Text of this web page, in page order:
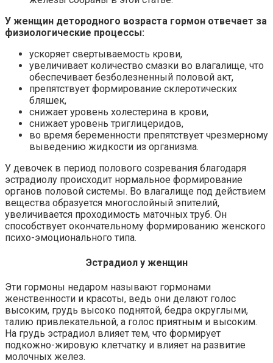
У женщин детородного возраста гормон отвечает за
физиологические процессы:
ускоряет свертываемость крови,
увеличивает количество смазки во влагалище, что
обеспечивает безболезненный половой акт,
препятствует формирование склеротических
бляшек,
снижает уровень холестерина в крови,
снижает уровень триглицеридов,
во время беременности препятствует чрезмерному
выведению жидкости из организма.
У девочек в период полового созревания благодаря
эстрадиолу происходит нормальное формирование
органов половой системы. Во влагалище под действием
вещества образуется многослойный эпителий,
увеличивается проходимость маточных труб. Он
способствует окончательному формированию женского
психо-эмоционального типа.
Эстрадиол у женщин
Эти гормоны недаром называют гормонами
женственности и красоты, ведь они делают голос
высоким, грудь высоко поднятой, бедра округлыми,
талию привлекательной, а голос приятным и высоким.
На грудь эстрадиол влияет тем, что формирует
подкожно-жировую клетчатку и влияет на развитие
молочных желез.